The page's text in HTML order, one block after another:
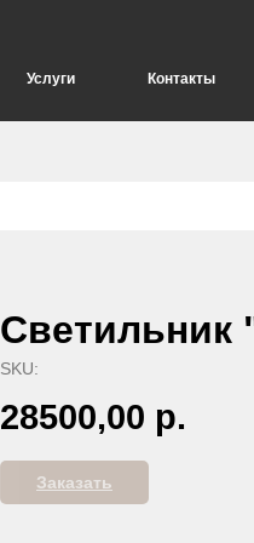
Услуги Контакты
Светильник
SKU:
28500,00 р.
Заказать